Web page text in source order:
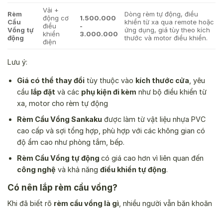
Rèm
Cầu
Vồng tự
động
Vải +
động cơ
điều
khiển
điện
1.500.000
-
3.000.000
Dòng rèm tự động, điều
khiển từ xa qua remote hoặc
ứng dụng, giá tùy theo kích
thước và motor điều khiển.
Lưu ý:
Giá có thể thay đổitùy thuộc vào kích thước cửa , yêu
cầu lắp đặt và các phụ kiện đi kèm như bộ điều khiển từ
xa, motor cho rèm tự động
Rèm Cầu Vồng Sankakuđược làm từ vật liệu nhựa PVC
cao cấp và sợi tổng hợp, phù hợp với các không gian có
độ ẩm cao như phòng tắm, bếp.
Rèm Cầu Vồng tự động có giá cao hơn vì liên quan đến
công nghệ và khả năng điều khiển tự động.
Có nên lắp rèm cầu vồng?
Khi đã biết rõ rèm cầu vồng là gì , nhiều người vẫn băn khoăn